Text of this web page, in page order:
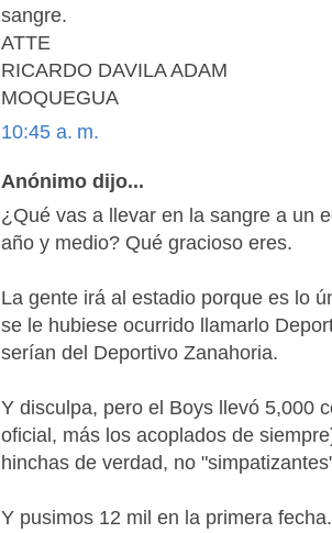
sangre.
ATTE
RICARDO DAVILA ADAM
MOQUEGUA
10:45 a. m.
Anónimo dijo...
¿Qué vas a llevar en la sangre a un
año y medio? Qué gracioso eres.
La gente irá al estadio porque es lo
se le hubiese ocurrido llamarlo
serían del Deportivo Zanahoria.
Y disculpa, pero el Boys llevó 5,000
oficial, más los acoplados de
hinchas de verdad, no
Y pusimos 12 mil en la primera